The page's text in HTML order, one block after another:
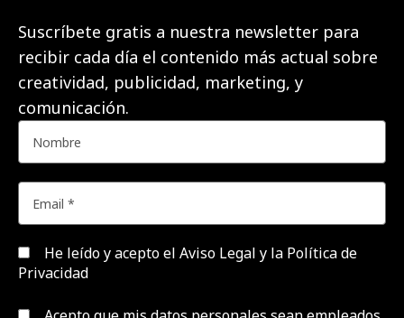
Suscríbete gratis a nuestra newsletter para
recibir cada día el contenido más actual sobre
creatividad, publicidad, marketing, y
comunicación.
He leído y acepto el Aviso Legal y la Política de
Privacidad